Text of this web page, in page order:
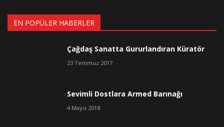
EN POPÜLER HABERLER
Çağdaş Sanatta Gururlandıran Küratör
23 Temmuz 2017
Sevimli Dostlara Armed Barınağı
4 Mayıs 2018